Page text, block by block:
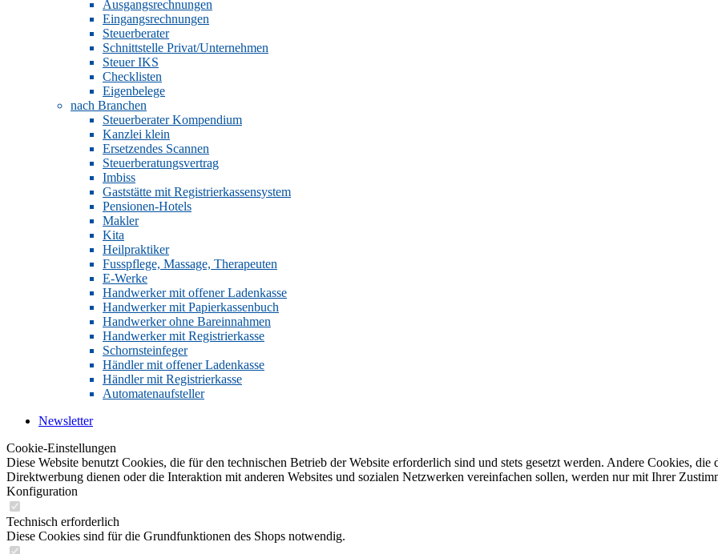
Ausgangsrechnungen
Eingangsrechnungen
Steuerberater
Schnittstelle Privat/Unternehmen
Steuer IKS
Checklisten
Eigenbelege
nach Branchen
Steuerberater Kompendium
Kanzlei klein
Ersetzendes Scannen
Steuerberatungsvertrag
Imbiss
Gaststätte mit Registrierkassensystem
Pensionen-Hotels
Makler
Kita
Heilpraktiker
Fusspflege, Massage, Therapeuten
E-Werke
Handwerker mit offener Ladenkasse
Handwerker mit Papierkassenbuch
Handwerker ohne Bareinnahmen
Handwerker mit Registrierkasse
Schornsteinfeger
Händler mit offener Ladenkasse
Händler mit Registrierkasse
Automatenaufsteller
Newsletter
Cookie-Einstellungen
Diese Website benutzt Cookies, die für den technischen Betrieb der Website erforderlich sind und stets gesetzt werden. Andere Cookies,
Direktwerbung dienen oder die Interaktion mit anderen Websites und sozialen Netzwerken vereinfachen sollen, werden nur mit Ihrer
Konfiguration
Technisch erforderlich
Diese Cookies sind für die Grundfunktionen des Shops notwendig.